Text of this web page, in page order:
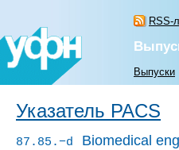
RSS-
Выпуски
Указатель PACS
87.85.−d Biomedical